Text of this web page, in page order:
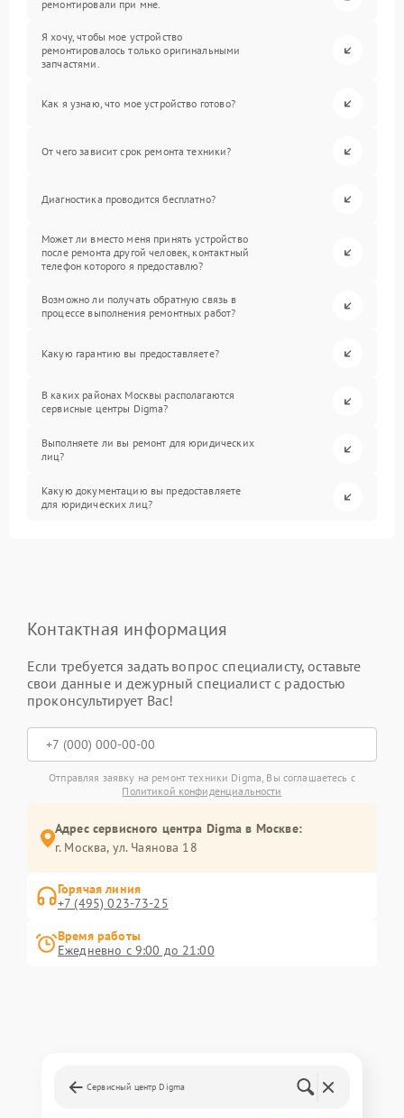
ремонтировали при мне.
Я хочу, чтобы мое устройство
ремонтировалось только оригинальными
запчастями.
Как я узнаю, что мое устройство готово?
От чего зависит срок ремонта техники?
Диагностика проводится бесплатно?
Может ли вместо меня принять устройство
после ремонта другой человек, контактный
телефон которого я предоставлю?
Возможно ли получать обратную связь в
процессе выполнения ремонтных работ?
Какую гарантию вы предоставляете?
В каких районах Москвы располагаются
сервисные центры Digma?
Выполняете ли вы ремонт для юридических
лиц?
Какую документацию вы предоставляете
для юридических лиц?
Контактная информация
Если требуется задать вопрос специалисту, оставьте
свои данные и дежурный специалист с радостью
проконсультирует Вас!
Отправляя заявку на ремонт техники Digma, Вы соглашаетесь с
Политикой конфиденциальности
Адрес сервисного центра Digma в Москве:
г. Москва, ул. Чаянова 18
Горячая линия
+7 (495) 023-73-25
Время работы
Ежедневно с 9:00 до 21:00
Сервисный центр Digma